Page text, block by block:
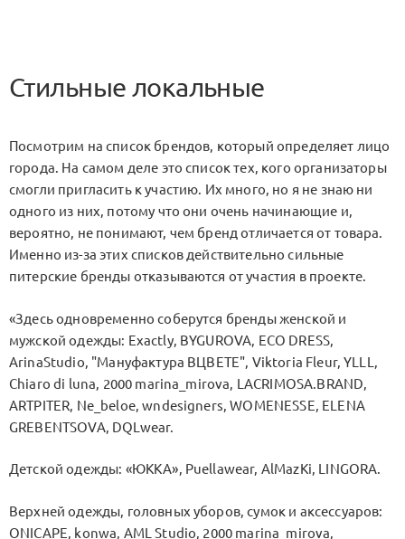
Стильные локальные
Посмотрим на список брендов, который определяет лицо
города. На самом деле это список тех, кого организаторы
смогли пригласить к участию. Их много, но я не знаю ни
одного из них, потому что они очень начинающие и,
вероятно, не понимают, чем бренд отличается от товара.
Именно из-за этих списков действительно сильные
питерские бренды отказываются от участия в проекте.
«Здесь одновременно соберутся бренды женской и
мужской одежды: Exactly, BYGUROVA, ECO DRESS,
ArinaStudio, "Мануфактура ВЦВЕТЕ", Viktoria Fleur, YLLL,
Chiaro di luna, 2000 marina_mirova, LACRIMOSA.BRAND,
ARTPITER, Ne_beloe, wndesigners, WOMENESSE, ELENA
GREBENTSOVA, DQLwear.
Детской одежды: «ЮККА», Puellawear, AlMazKi, LINGORA.
Верхней одежды, головных уборов, сумок и аксессуаров:
ONICAPE, konwa, AML Studio, 2000 marina_mirova,